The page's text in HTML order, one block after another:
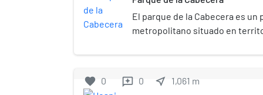
El parque de la Cabecera es un
metropolitano situado en
de Santa Fe, Argentina. Está
Avenida “Los Plátanos”
favorite 0 reviews 0 near_me 1,061 m